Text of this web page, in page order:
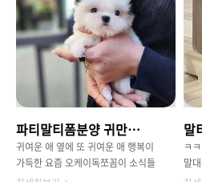
말티푸 친구들은 3키로 내외로 크고
있어요 털빠짐이 없고 푸들의 다양한
모색을 물려받아말티푸 친구들도 여
러가지 모색상이 있땁니다그 중 제일
대표컬러 크림 모색은 포근해보이는
이미지를 뽐내요 🥰 오케이독에서 여
러 말티푸 친구들 만나보시고소중한
인연 맞이하시길 바랍니다 !건강은
기본 성격까지 사랑스러운오케이독
의 말티푸 쪼꼼이들 🤗
엽
을
오
오
그
르
하
남
..
말
봐
파티말티폼분양 귀만까망이 크루엘라
귀여운 애 옆에 또 귀여운 애 행복이
가득한 요즘 오케이독쪼꼼이 소식들
.. 😍냉큼 모셔 온 ㅎㅎ 특별한 아이
ㅋ
말
하